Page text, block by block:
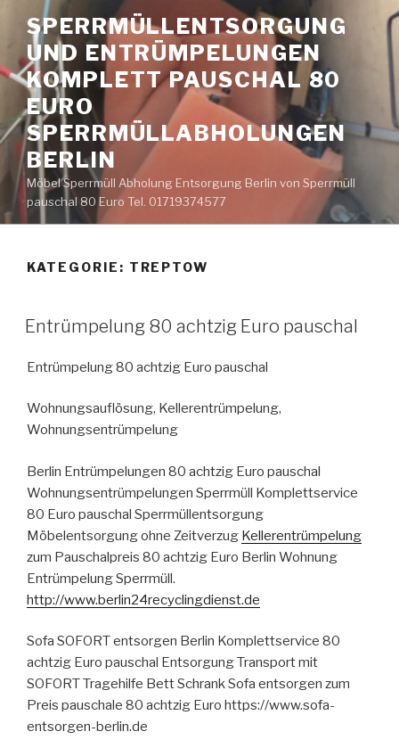
Inhalt
springen
SPERRMÜLLENTSORGUNG
UND ENTRÜMPELUNGEN
KOMPLETT PAUSCHAL 80
EURO
SPERRMÜLLABHOLUNGEN
BERLIN
Möbel Sperrmüll Abholung Entsorgung Berlin von Sperrmüll
pauschal 80 Euro Tel. 01719374577
KATEGORIE: TREPTOW
VERÖFFENTLICHT
AM
Entrümpelung 80 achtzig Euro pauschal
Entrümpelung 80 achtzig Euro pauschal
Wohnungsauflösung, Kellerentrümpelung,
Wohnungsentrümpelung
Berlin Entrümpelungen 80 achtzig Euro pauschal
Wohnungsentrümpelungen Sperrmüll Komplettservice
80 Euro pauschal Sperrmüllentsorgung
Möbelentsorgung ohne Zeitverzug Kellerentrümpelung
zum Pauschalpreis 80 achtzig Euro Berlin Wohnung
Entrümpelung Sperrmüll.
http://www.berlin24recyclingdienst.de
Sofa SOFORT entsorgen Berlin Komplettservice 80
achtzig Euro pauschal Entsorgung Transport mit
SOFORT Tragehilfe Bett Schrank Sofa entsorgen zum
Preis pauschale 80 achtzig Euro https://www.sofa-
entsorgen-berlin.de